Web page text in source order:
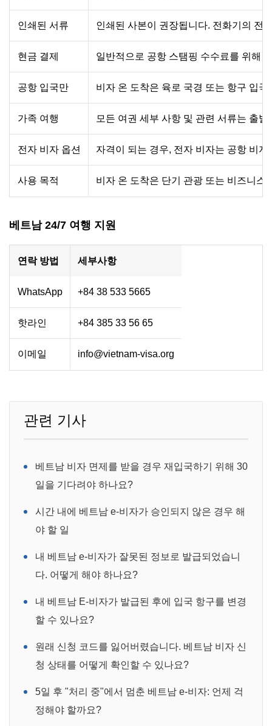
인쇄된 서류 인쇄된 사본이 권장됩니다. 전화기의 전
현금 결제 일반적으로 공항 스탬핑 수수료를 위해
공항 입국만 비자 온 도착은 육로 국경 또는 항구 입
가족 여행 모든 여권 세부 사항 및 관련 서류는 출
전자 비자 옵션 자격이 되는 경우, 전자 비자는 공항 비
사용 목적 비자 온 도착은 단기 관광 또는 비즈니스
베트남 24/7 여행 지원
연락 방법 세부사항
WhatsApp +84 38 533 5665
핫라인 +84 385 33 56 65
이메일 info@vietnam-visa.org
관련 기사
베트남 비자 면제를 받을 경우 재입국하기 위해 30
일을 기다려야 하나요?
시간 내에 베트남 e-비자가 승인되지 않은 경우 해
야 할 일
내 베트남 e-비자가 잘못된 정보로 발급되었습니
다. 어떻게 해야 하나요?
내 베트남 E-비자가 발급된 후에 입국 항구를 변경
할 수 있나요?
원래 신청 코드를 잃어버렸습니다. 베트남 비자 신
청 상태를 어떻게 확인할 수 있나요?
5일 후 "처리 중"에서 멈춘 베트남 e-비자: 언제 걱
정해야 할까요?